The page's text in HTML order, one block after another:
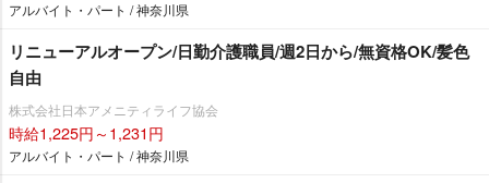
アルバイト・パート / 神奈川県
リニューアルオープン/日勤介護職員/週2日から/無資格OK/髪色
自由
株式会社日本アメニティライフ協会
時給1,225円～1,231円
アルバイト・パート / 神奈川県